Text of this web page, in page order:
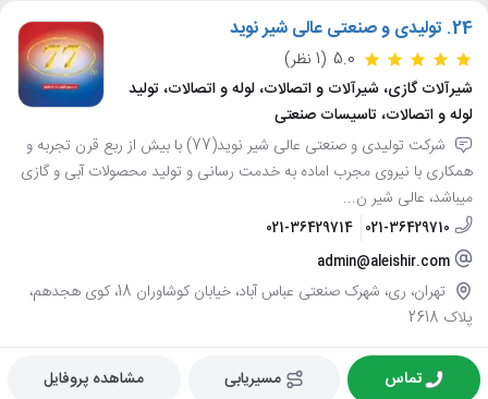
24. تولیدی و صنعتی عالی شیر نوید
5.0 (1 نظر)
شیرآلات گازی، شیرآلات و اتصالات، لوله و اتصالات، تولید
لوله و اتصالات، تاسیسات صنعتی
شرکت تولیدی و صنعتی عالی شیر نوید(77) با بیش از ربع قرن تجربه و
همکاری با نیروی مجرب اماده به خدمت رسانی و تولید محصولات آبی و گازی
میباشد، عالی شیر ن...
021-36429710
021-36429714
admin@aleishir.com
تهران، ری، شهرک صنعتی عباس آباد، خیابان کوشاوران 18، کوی هجدهم،
پلاک 2618
تماس مسیریابی مشاهده پروفایل